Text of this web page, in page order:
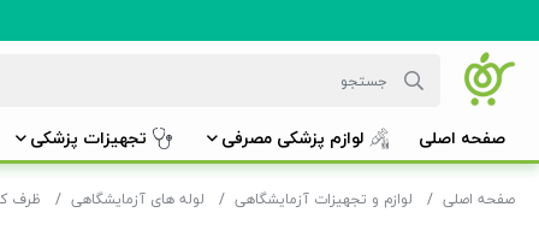
صفحه اصلی لوازم پزشکی مصرفی تجهیزات پزشکی
صفحه اصلی لوازم و تجهیزات آزمایشگاهی لوله های آزمایشگاهی ظرف